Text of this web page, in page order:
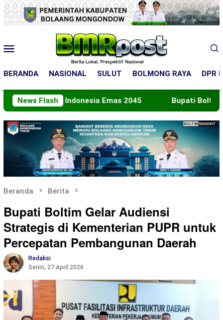
Loncat
ke
konten
Mobile
BERANDA NASIONAL SULUT BOLMONG RAYA DPR
News Flash
Indonesia Emas 2045 Bupati Boltara Lepas
Beranda Berita
Bupati Boltim Gelar Audiensi
Strategis di Kementerian PUPR untuk
Percepatan Pembangunan Daerah
Redaksi
Senin, 27 April 2026